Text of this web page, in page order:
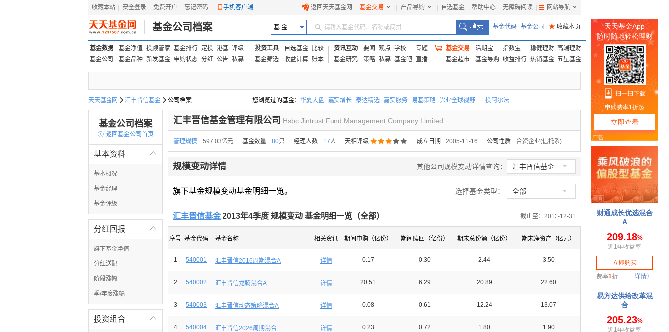
收藏本站 安全登录 免费开户 忘记密码 手机客户端 返回天天基金网 基金交易 产品导购 自选基金 帮助中心 无障碍阅读 网站导航
基金公司档案 基 金 请输入基金代码、名称或简拼 基金代码 基金公司 ★ 收藏本页
基金数据 基金净值 投顾管家 基金排行 定投 港基 评级
基金公司
基金品种 新发基金 申购状态 分红 公告 私募
投资工具 自选基金
比较
基金筛选
收益计算 账本
资讯互动 要闻 观点 学校
专题
基金研究
策略 私募 基金吧 直播
基金交易 活期宝 指数宝 稳健理财 高端理财
基金超市
基金导购 收益排行 热销基金 五星基金
天天基金网  汇丰晋信基金  公司档案 您浏览过的基金： 华夏大盘 嘉实增长 泰达精选 嘉实服务 易基策略 兴业全球视野 上投阿尔法
易方达上证中盘ETF联接A
基金公司档案
 返回基金公司首页

基本资料
基本概况
基金经理
基金评级

分红回报
旗下基金净值
分红送配
阶段涨幅
季/年度涨幅

投资组合
汇丰晋信基金管理有限公司 Hsbc Jintrust Fund Management Company Limited.
管理规模: 597.03亿元 基金数量: 80只 经理人数: 17人 天相评级: 成立日期: 2005-11-16 公司性质: 合资企业(信托系)
规模变动详情 其他公司规模变动详情查询： 汇丰晋信基金 
旗下基金规模变动基金明细一览。 选择基金类型： 全部 
汇丰晋信基金 2013年4季度 规模变动 基金明细一览（全部） 截止至：2013-12-31
序号 基金代码 基金名称 相关资讯 期间申购（亿份） 期间赎回（亿份） 期末总份额（亿份） 期末净资产（亿元）
1 540001 汇丰晋信2016周期混合A 详情 0.17 0.30 2.44 3.50
2 540002 汇丰晋信龙腾混合A 详情 20.51 6.29 20.89 22.60
3 540003 汇丰晋信动态策略混合A 详情 0.08 0.61 12.24 13.07
4 540004 汇丰晋信2026周期混合 详情 0.23 0.72 1.80 1.90